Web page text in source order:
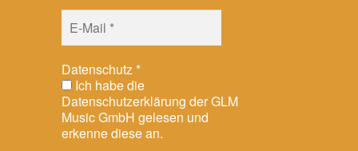
Datenschutz *
Ich habe die
Datenschutzerklärung der GLM
Music GmbH gelesen und
erkenne diese an.